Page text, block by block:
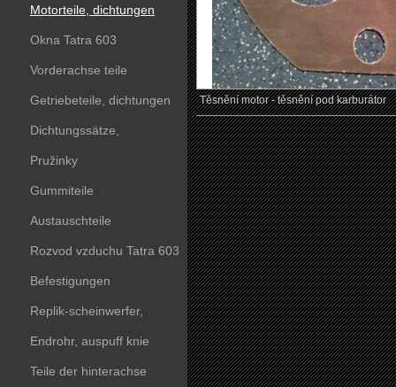
Motorteile, dichtungen
Okna Tatra 603
Vorderachse teile
Getriebeteile, dichtungen
Dichtungssätze,
dichtungskörper
Pružinky
Gummiteile
Austauschteile
Rozvod vzduchu Tatra 603
Befestigungen
Replik-scheinwerfer,
kunststoffteile
Endrohr, auspuff knie
Teile der hinterachse
Těsnění motor - těsnění pod karburátor